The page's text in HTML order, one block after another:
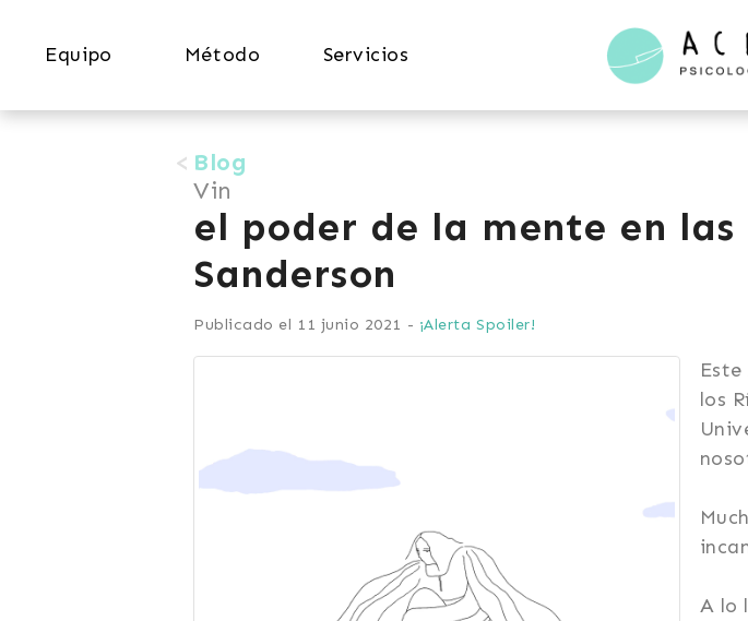
Acimut
Equipo Método Servicios
Blog
Vin
el poder de la mente en las
Sanderson
Publicado el 11 junio 2021 - ¡Alerta Spoiler!
los
A lo